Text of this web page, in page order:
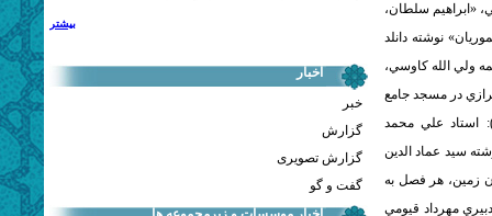
«ابراهيم سلطان،
نوشته دانلد
ولي الله كاوسي،
در مسجد جامع
شيراز» نوشته محمد صادق ميرزا ابولقاسمي، «كاشي كاران گم‌نام دوره قاجاريه (1): استاد علي محمد
سيد عماد الدين
زمين، هر فصل به
مهرداد قيومي
بیشتر
اخبار
خبر
گزارش
گزارش تصویری
گفت و گو